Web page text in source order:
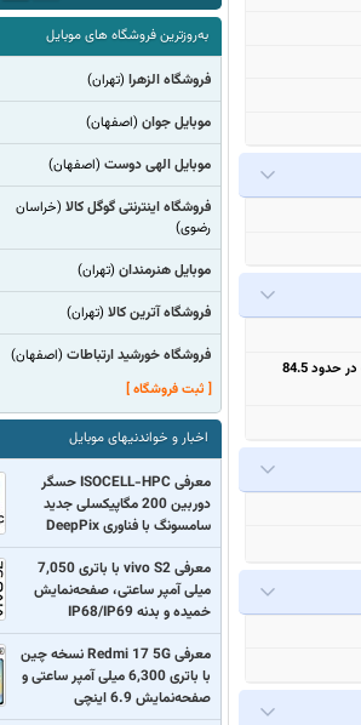
6.43 اینچ, 99.8 سانتیمتر مربع (نسبت سطح صفحه نمایش به بدنه در حدود 84.5
به‌روزترین فروشگاه های موبایل
فروشگاه الزهرا (تهران)
موبایل جوان (اصفهان)
موبایل الهی دوست (اصفهان)
فروشگاه اینترنتی گوگل کالا (خراسان
رضوی)
موبایل هنرمندان (تهران)
فروشگاه آترین کالا (تهران)
فروشگاه خورشید ارتباطات (اصفهان)
[ ثبت فروشگاه ]
اخبار و خواندنیهای موبایل
معرفی ISOCELL-HPC حسگر
دوربین 200 مگاپیکسلی جدید
سامسونگ با فناوری DeepPix
معرفی vivo S2 با باتری 7,050
میلی آمپر ساعتی، صفحه‌نمایش
خمیده و بدنه IP68/IP69
معرفی Redmi 17 5G نسخه چین
با باتری 6,300 میلی آمپر ساعتی و
صفحه‌نمایش 6.9 اینچی